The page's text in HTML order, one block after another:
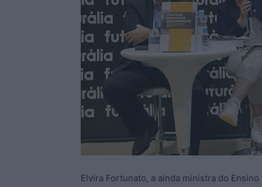
Elvira Fortunato, a ainda ministra do